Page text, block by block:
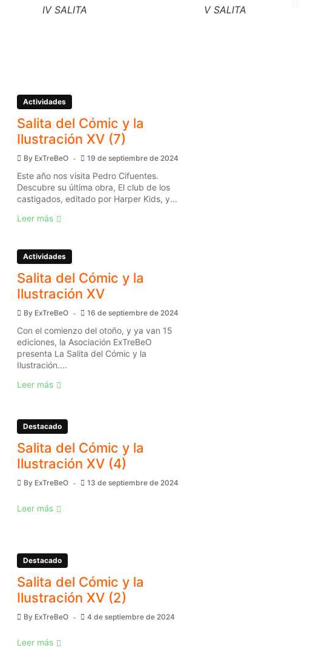
IV SALITA V SALITA
Actividades
Salita del Cómic y la
Ilustración XV (7)
By ExTreBeO 19 de septiembre de 2024
Este año nos visita Pedro Cifuentes.
Descubre su última obra, El club de los
castigados, editado por Harper Kids, y...
Leer más
Actividades
Salita del Cómic y la
Ilustración XV
By ExTreBeO 16 de septiembre de 2024
Con el comienzo del otoño, y ya van 15
ediciones, la Asociación ExTreBeO
presenta La Salita del Cómic y la
Ilustración....
Leer más
Destacado
Salita del Cómic y la
Ilustración XV (4)
By ExTreBeO 13 de septiembre de 2024
Leer más
Destacado
Salita del Cómic y la
Ilustración XV (2)
By ExTreBeO 4 de septiembre de 2024
Leer más